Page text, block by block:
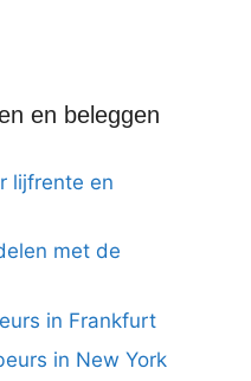
en beleggen
lijfrente en
met de
in Frankfurt
in New York